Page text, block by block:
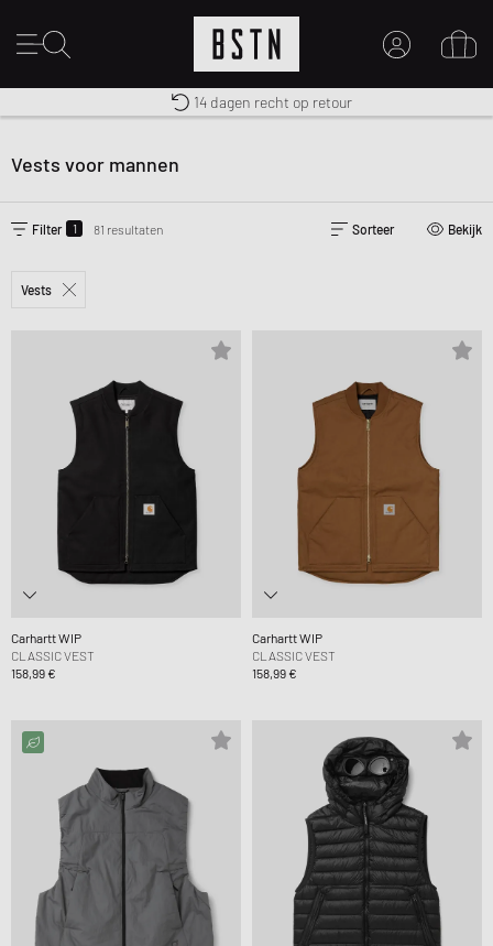
MIJN ACCOUNT
MAAK EEN ACCOUNT AAN
Gratis verzending naar NL vanaf € 100
Premium Sportswear
14 dagen recht op retour
Vests voor mannen
Filter 1 81 resultaten Sorteer Bekijk
Vests
Carhartt WIP
CLASSIC VEST
158,99 €
Carhartt WIP
CLASSIC VEST
158,99 €